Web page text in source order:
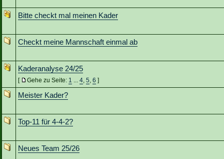
Bitte checkt mal meinen Kader
Checkt meine Mannschaft einmal ab
Kaderanalyse 24/25
[ Gehe zu Seite: 1 ... 4, 5, 6 ]
Meister Kader?
Top-11 für 4-4-2?
Neues Team 25/26